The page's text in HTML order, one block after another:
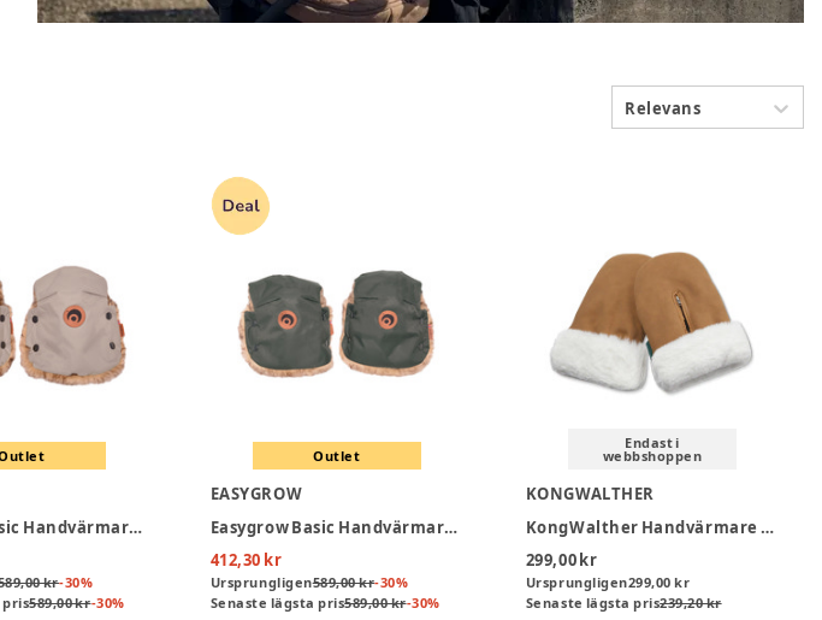
Relevans
Easygrow Basic Handvärmare - Sand Solid
kr-30%
pris589,00 kr-30%
Outlet
EASYGROW
Easygrow Basic Handvärmare - Green Forest
412,30 kr
Ursprungligen589,00 kr-30%
Senaste lägsta pris589,00 kr-30%
Endast i
webbshoppen
KONGWALTHER
KongWalther Handvärmare Mini - Brown Faux Suede
299,00 kr
Ursprungligen299,00 kr
Senaste lägsta pris239,20 kr